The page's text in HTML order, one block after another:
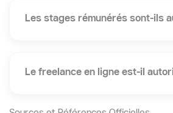
Les stages rémunérés sont-ils
Le freelance en ligne est-il